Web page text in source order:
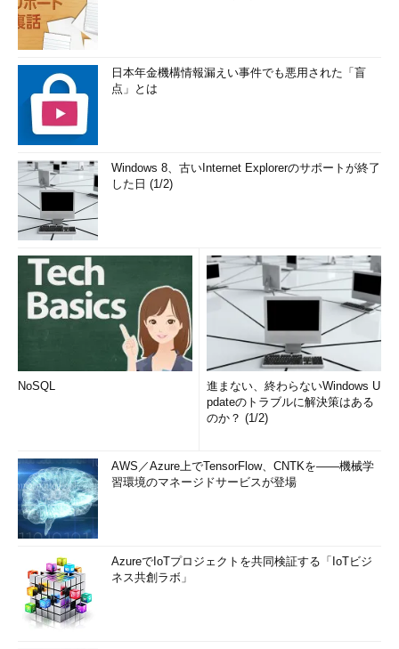
成の材料につながる貴重なナレッジデータベースとなります。
ステム管理コストの大部分を占めてしまうことに気付かれた方も
いらっしゃるかもしれません。もちろんあまり規模の大きくない
システムや、さほど重要性の高くないシステムであれば、ここま
できっちりと管理する必要はないのかもしれません。しかし24
時間×365日のシステム管理には、非常に管理コストが掛かるの
は事実です。特にコストが掛かるのは管理グループの人件費とい
えます。そこで、これらの作業を専門の業者にアウトソースする
というのも解決手段の1つです。
システム管理を代行してくれる業者は数多くありますが、シス
テム管理のすべてをアウトソースできる業者は多くありません。
また、1次ラインなど一番人手の掛かる部分の利用や、監視ツー
ルだけの利用などシステム監視の一部だけをアウトソースする方
あります。どちらにしても決して安いとはいえない
コストを掛けるのですから、最も費用効果が高いと判断できるサ
ービスを利用することが大切です。監視システムや対応スタッフ
などをきちんと説明してくれる優良な業者を選択するようにした
ポリシーの判断材料を経営側に提出するために
今回はシステムを監視し、それに対応することがどういうこと
なのかについて解説しました。この連載の
して、読者の方に分かっていただきたいことは「
は技術スタッフだけで決定するものではない」ということです。
システムの構築や管理を技術スタッフだけの判断に任せるのは間
違いです。システムを構築し、そのシステムを維持していくこと
は、経営側が判断して決めるべき問題です。
日本年金機構情報漏えい事件でも悪用された「盲
点」とは
Windows 8、古いInternet Explorerのサポートが終了
した日 (1/2)
NoSQL
進まない、終わらないWindows U
pdateのトラブルに解決策はある
のか？ (1/2)
AWS／Azure上でTensorFlow、CNTKを――機械学
習環境のマネージドサービスが登場
AzureでIoTプロジェクトを共同検証する「IoTビジ
ネス共創ラボ」